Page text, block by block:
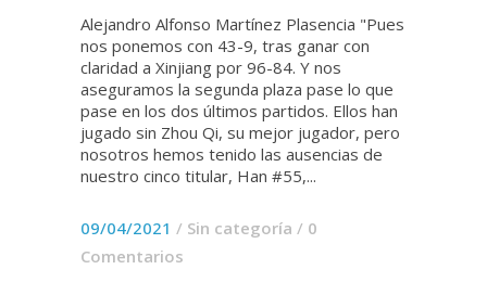
Alejandro Alfonso Martínez Plasencia "Pues
nos ponemos con 43-9, tras ganar con
claridad a Xinjiang por 96-84. Y nos
aseguramos la segunda plaza pase lo que
pase en los dos últimos partidos. Ellos han
jugado sin Zhou Qi, su mejor jugador, pero
nosotros hemos tenido las ausencias de
nuestro cinco titular, Han #55,...
09/04/2021 / Sin categoría / 0
Comentarios